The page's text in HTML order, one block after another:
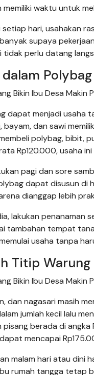
waktu untuk
hari, usahakan
supaya
perlu datang
Polybag
Bikin Ibu Desa
dapat menjadi usaha
dan sawi
polybag, bibit,
Rp120.000, usaha
pagi dan sore
dapat disusun di
dianggap lebih
lakukan penanaman
tambahan tempat
usaha tanpa
Titip Warung
Bikin Ibu Desa
dan nagasari masih
jumlah kecil lalu
pisang berada di
mencapai
malam hari atau dini
rumah tangga tetap